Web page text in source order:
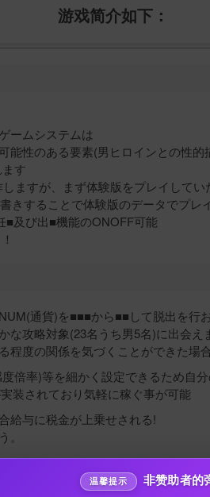
10
游戏简介如下：
ームシステムは
能性のある要素(男ヒロインとの性
す
ますが、まず体験版をプレイして
きすることで体験版のデータでプレ
■及び出■機能のONOFF可能
通貨)を■■■から■■して脱出を行
な攻略対象(23名うち男5名)に出会え
程度の関係を気づくことができた
倍率)等を細かく設定できるため自
装されており気軽に稼ぐ事が可能
給与に税金が上乗せされる!
温馨提示 非赞助者的